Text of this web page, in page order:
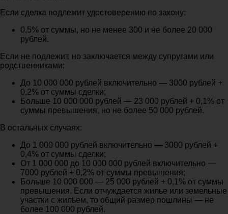
Если сделка подлежит удостоверению по закону:
0,5% от суммы, но не менее 300 и не более 20 000
рублей.
Если не подлежит, но заключается между супругами или
родственниками:
До 10 000 000 рублей включительно — 3000 рублей +
0,2% от суммы сделки;
Больше 10 000 000 рублей — 23 000 рублей + 0,1% от
суммы превышения, но не более 50 000 рублей.
В остальных случаях:
До 1 000 000 рублей включительно — 3000 рублей +
0,4% от суммы сделки;
От 1 000 000 до 10 000 000 рублей включительно —
7000 рублей + 0,2% от суммы превышения;
Больше 10 000 000 — 25 000 рублей + 0,1% от суммы
превышения. Если отчуждается жилье или земельные
участки с жильем, то общий размер пошлины — не
более 100 000 рублей.